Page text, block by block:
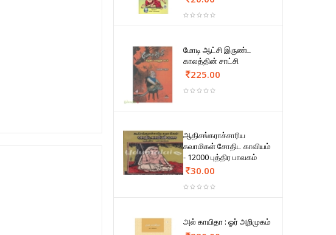
மோடி ஆட்சி இருண்ட
காலத்தின் சாட்சி
225.00
ஆதிசங்கராச்சாரிய
சுவாமிகள் சோதிட காவியம்
- 12000 புத்திர பாவகம்
30.00
அல் காயிதா : ஓர் அறிமுகம்